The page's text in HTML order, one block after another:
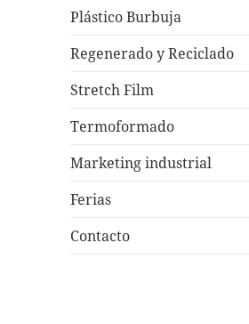
Plástico Burbuja
Regenerado y Reciclado
Stretch Film
Termoformado
Marketing industrial
Ferias
Contacto